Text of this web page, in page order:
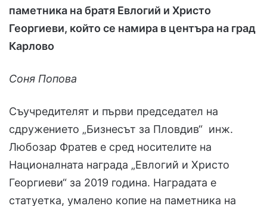
паметника на братя Евлогий и Христо
Георгиеви, който се намира в центъра на град
Карлово
Соня Попова
Съучредителят и първи председател на
сдружението „Бизнесът за Пловдив“ инж.
Любозар Фратев е сред носителите на
Националната награда „Евлогий и Христо
Георгиеви“ за 2019 година. Наградата е
статуетка, умалено копие на паметника на